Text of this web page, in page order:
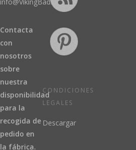
Contacta
con
nosotros
sobre
nuestra
disponibilidad
para la
recogida de
pedido en
la fábrica.
CONDICIONES
LEGALES
Descargar